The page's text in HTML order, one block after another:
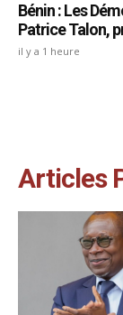
Bénin : Les
Patrice Talon,
il y a 1 heure
Articles